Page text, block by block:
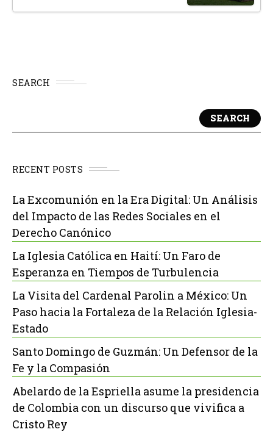
SEARCH
SEARCH
RECENT POSTS
La Excomunión en la Era Digital: Un Análisis
del Impacto de las Redes Sociales en el
Derecho Canónico
La Iglesia Católica en Haití: Un Faro de
Esperanza en Tiempos de Turbulencia
La Visita del Cardenal Parolin a México: Un
Paso hacia la Fortaleza de la Relación Iglesia-
Estado
Santo Domingo de Guzmán: Un Defensor de la
Fe y la Compasión
Abelardo de la Espriella asume la presidencia
de Colombia con un discurso que vivifica a
Cristo Rey